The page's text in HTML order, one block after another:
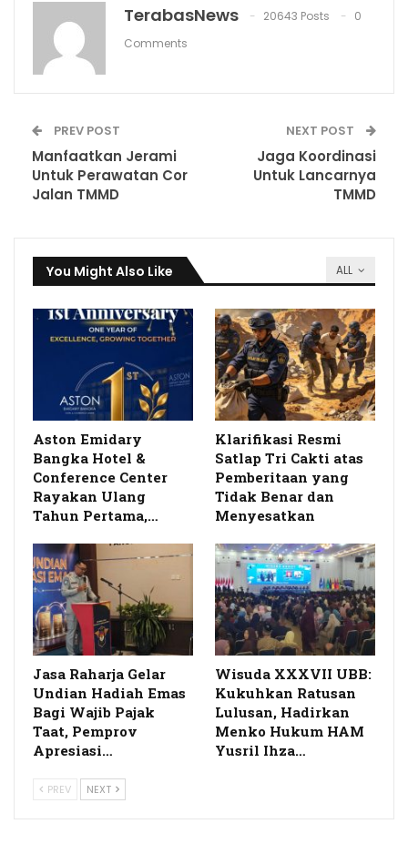
TerabasNews 20643 Posts
0
Comments
PREV POST
Manfaatkan Jerami
Untuk Perawatan Cor
Jalan TMMD
NEXT POST
Jaga Koordinasi
Untuk Lancarnya
TMMD
ALL
You Might Also Like
Aston Emidary
Bangka Hotel &
Conference Center
Rayakan Ulang
Tahun Pertama,…
Klarifikasi Resmi
Satlap Tri Cakti atas
Pemberitaan yang
Tidak Benar dan
Menyesatkan
Jasa Raharja Gelar
Undian Hadiah Emas
Bagi Wajib Pajak
Taat, Pemprov
Apresiasi…
Wisuda XXXVII UBB:
Kukuhkan Ratusan
Lulusan, Hadirkan
Menko Hukum HAM
Yusril Ihza…
PREV NEXT